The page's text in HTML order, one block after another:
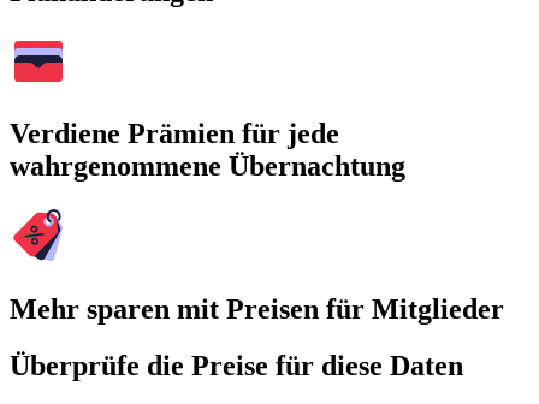
Verdiene Prämien für jede
wahrgenommene Übernachtung
Mehr sparen mit Preisen für Mitglieder
Überprüfe die Preise für diese Daten